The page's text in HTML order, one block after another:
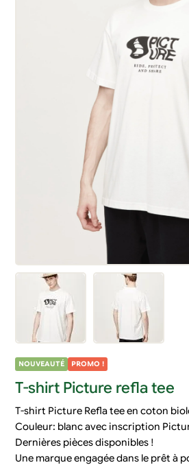
NOUVEAUTÉ PROMO !
T-shirt Picture refla tee
T-shirt Picture Refla tee en coton
Couleur: blanc avec inscription
Dernières pièces disponibles !
Une marque engagée dans le prêt à